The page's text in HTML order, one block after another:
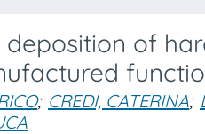
of
; CREDI, CATERINA;